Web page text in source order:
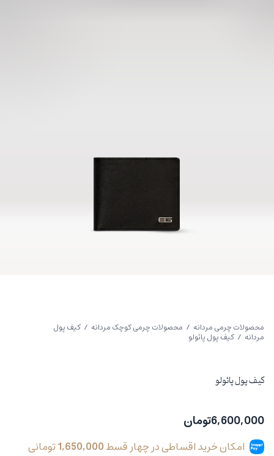
محصولات چرمی مردانه / محصولات چرمی کوچک مردانه / کیف پول
مردانه / کیف پول پائولو
کیف پول پائولو
6,600,000تومان
امکان خرید اقساطی در چهار قسط1,650,000تومانی